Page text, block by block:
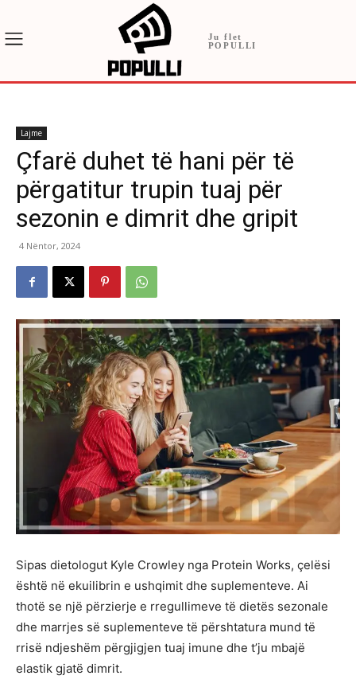
Ju flet
POPULLI
Lajme
Çfarë duhet të hani për të
përgatitur trupin tuaj për
sezonin e dimrit dhe gripit
4 Nëntor, 2024
Sipas dietologut Kyle Crowley nga Protein Works, çelësi
është në ekuilibrin e ushqimit dhe suplementeve. Ai
thotë se një përzierje e rregullimeve të dietës sezonale
dhe marrjes së suplementeve të përshtatura mund të
rrisë ndjeshëm përgjigjen tuaj imune dhe t’ju mbajë
elastik gjatë dimrit.